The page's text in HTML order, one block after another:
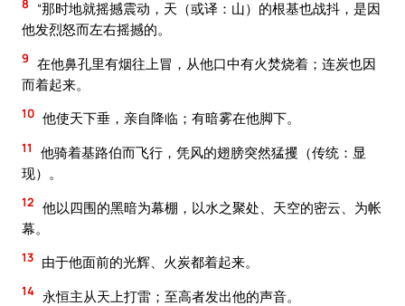
8
“那时地就摇撼震动，天（或译：山）的根基也战抖，是因
他发烈怒而左右摇撼的。
9 在他鼻孔里有烟往上冒，从他口中有火焚烧着；连炭也因
而着起来。
10 他使天下垂，亲自降临；有暗雾在他脚下。
11
他骑着基路伯而飞行，凭风的翅膀突然猛攫（传统：显
现）。
12 他以四围的黑暗为幕棚，以水之聚处、天空的密云、为帐
幕。
13 由于他面前的光辉、火炭都着起来。
14 永恒主从天上打雷；至高者发出他的声音。